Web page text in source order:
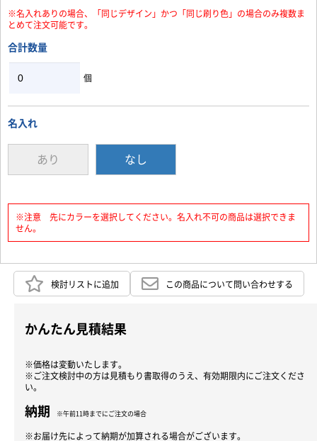
※名入れありの場合、「同じデザイン」かつ「同じ刷り色」の場合のみ複数ま
とめて注文可能です。
合計数量
個
名入れ
あり なし
※注意 先にカラーを選択してください。名入れ不可の商品は選択できま
せん。
検討リストに追加 この商品について問い合わせする
かんたん見積結果
※価格は変動いたします。
※ご注文検討中の方は見積もり書取得のうえ、有効期限内にご注文くださ
い。
納期 ※午前11時までにご注文の場合
※お届け先によって納期が加算される場合がございます。